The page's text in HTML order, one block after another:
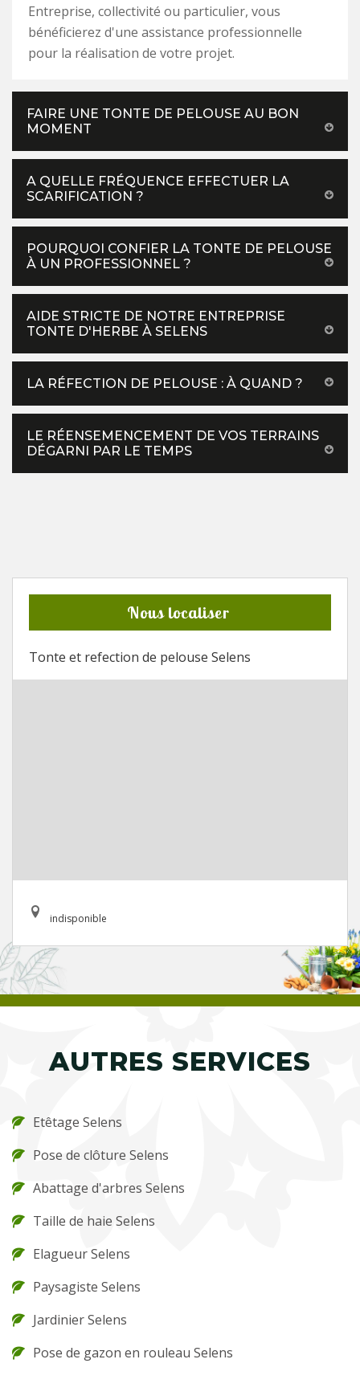
Entreprise, collectivité ou particulier, vous
bénéficierez d'une assistance professionnelle
pour la réalisation de votre projet.
FAIRE UNE TONTE DE PELOUSE AU BON
MOMENT
A QUELLE FRÉQUENCE EFFECTUER LA
SCARIFICATION ?
POURQUOI CONFIER LA TONTE DE PELOUSE
À UN PROFESSIONNEL ?
AIDE STRICTE DE NOTRE ENTREPRISE
TONTE D'HERBE À SELENS
LA RÉFECTION DE PELOUSE : À QUAND ?
LE RÉENSEMENCEMENT DE VOS TERRAINS
DÉGARNI PAR LE TEMPS
Nous localiser
Tonte et refection de pelouse Selens
indisponible
AUTRES SERVICES
Etêtage Selens
Pose de clôture Selens
Abattage d'arbres Selens
Taille de haie Selens
Elagueur Selens
Paysagiste Selens
Jardinier Selens
Pose de gazon en rouleau Selens